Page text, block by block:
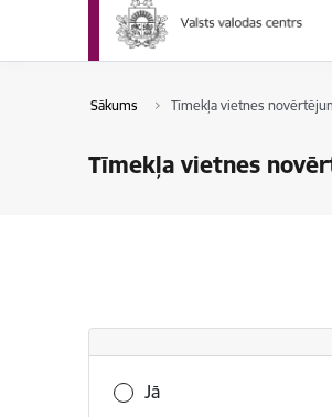
Sākums Tīmekļa vietnes
Tīmekļa vietnes
Vai šī informācija bija
Jā